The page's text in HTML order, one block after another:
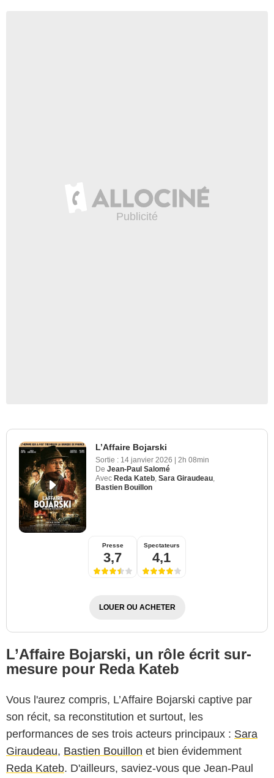
L’Affaire Bojarski
Sortie : 14 janvier 2026 | 2h 08min
De Jean-Paul Salomé
Avec Reda Kateb Sara Giraudeau
Bastien Bouillon
Presse
3,7
Spectateurs
4,1
LOUER OU ACHETER
L’Affaire Bojarski, un rôle écrit sur-
mesure pour Reda Kateb
Vous l'aurez compris, L’Affaire Bojarski captive par
son récit, sa reconstitution et surtout, les
performances de ses trois acteurs principaux : Sara
Giraudeau, Bastien Bouillon et bien évidemment
Reda Kateb. D'ailleurs, saviez-vous que Jean-Paul
2025 Guy Ferrandis - Le Bureau Films - Les Compagnons du Cinema